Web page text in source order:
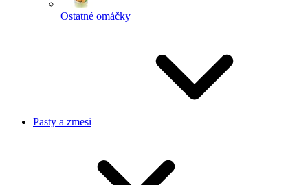
Ostatné omáčky
Pasty a zmesi